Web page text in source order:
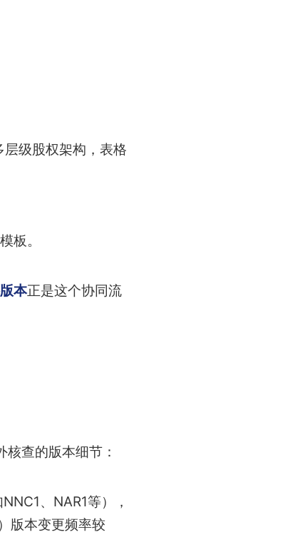
级股权架构，表格
板。
本正是这个协同流
查的版本细节：
、NAR1等），
版本变更频率较